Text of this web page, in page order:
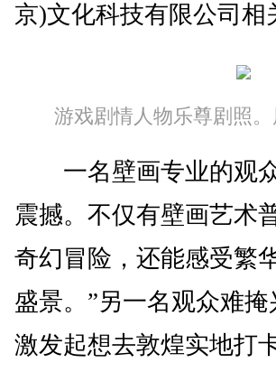
京)文化科技有限公司相
游戏剧情人物乐尊剧照
一名壁画专业的观众
震撼。不仅有壁画艺术
奇幻冒险，还能感受繁
盛景。”另一名观众难
激发起想去敦煌实地打